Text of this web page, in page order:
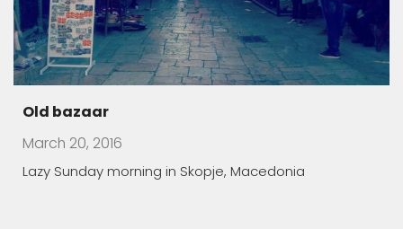
Children Who Feared Their Own Shadow
March 19, 2016
In Manastirec village, Families Foster Handicapped